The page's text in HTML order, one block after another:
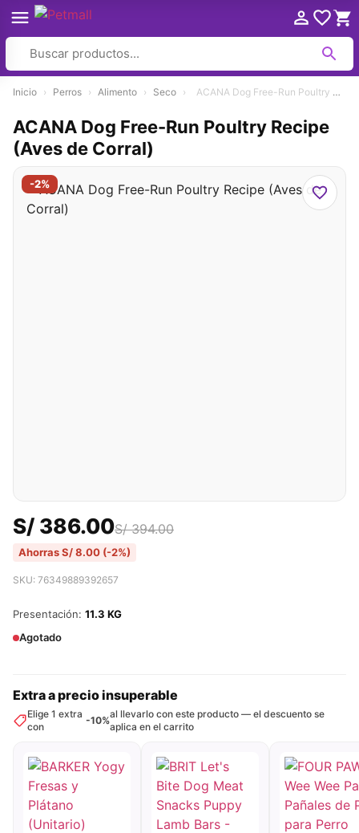
contenido
Inicio › Perros › Alimento › Seco › ACANA Dog Free-Run Poultry Recipe (Aves de Corral)
-2%
ACANA Dog Free-Run Poultry Recipe
(Aves de Corral)
S/ 386.00S/394.00
AhorrasS/8.00 (-2%)
SKU: 76349889392657
Presentación: 11.3 KG
Agotado
Extra a precio insuperable
Elige 1 extra
con
-10%
al llevarlo con este producto — el descuento se
aplica en el carrito